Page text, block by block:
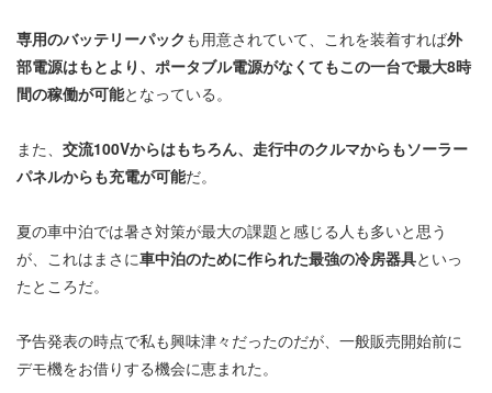
専用のバッテリーパック も用意されていて、これを装着すれば外
部電源はもとより、ポータブル電源がなくてもこの一台で最大8時
間の稼働が可能となっている。
また、 交流100Vからはもちろん、走行中のクルマからもソーラー
パネルからも充電が可能だ。
夏の車中泊では暑さ対策が最大の課題と感じる人も多いと思う
が、これはまさに車中泊のために作られた最強の冷房器具といっ
たところだ。
予告発表の時点で私も興味津々だったのだが、一般販売開始前に
デモ機をお借りする機会に恵まれた。